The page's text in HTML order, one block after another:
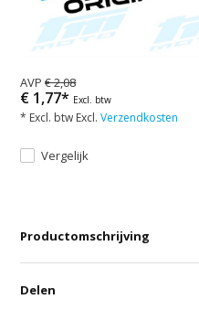
AVP€ 2,08
€ 1,77* Excl. btw
* Excl. btw Excl.Verzendkosten
Vergelijk
Productomschrijving
Delen